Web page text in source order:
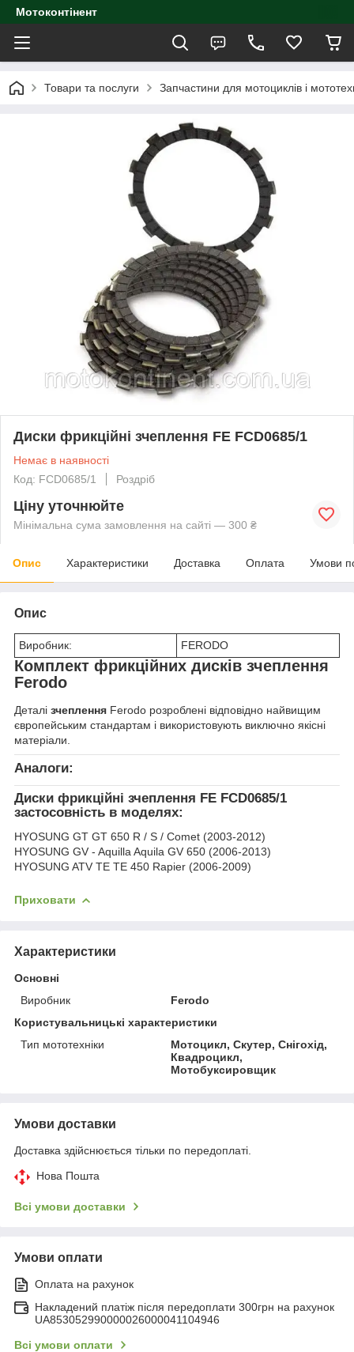
Мотоконтінент
Товари та послуги Запчастини для мотоциклів і
Диски фрикційні зчеплення FE FCD0685/1
Немає в наявності
Код: FCD0685/1
Роздріб
Ціну уточнюйте
Мінімальна сума замовлення на сайті — 300 ₴
Опис Характеристики Доставка Оплата Умови
Опис
Виробник: FERODO
Комплект фрикційних дисків зчеплення
Ferodo
Деталі зчеплення Ferodo розроблені відповідно найвищим
європейським стандартам і використовують виключно якісні
матеріали.
Аналоги:
Диски фрикційні зчеплення FE FCD0685/1
застосовність в моделях:
HYOSUNG GT GT 650 R / S / Comet (2003-2012)
HYOSUNG GV - Aquilla Aquila GV 650 (2006-2013)
HYOSUNG ATV TE TE 450 Rapier (2006-2009)
Приховати
Характеристики
Основні
Виробник
Ferodo
Користувальницькі характеристики
Тип мототехніки
Мотоцикл, Скутер, Снігохід,
Квадроцикл,
Мотобуксировщик
Умови доставки
Доставка здійснюється тільки по передоплаті.
Нова Пошта
Всі умови доставки
Умови оплати
Оплата на рахунок
Накладений платіж після передоплати 300грн на рахунок
UA853052990000026000041104946
Всі умови оплати